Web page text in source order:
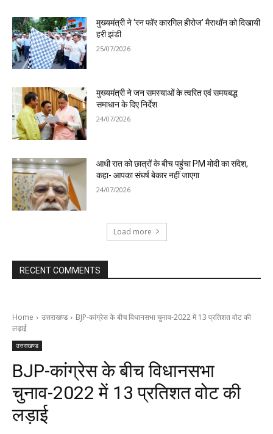
मुख्यमंत्री ने ‘रन फॉर कारगिल हीरोज’ मैराथॉन को दिखायी
हरी झंडी
25/07/2026
मुख्यमंत्री ने जन समस्याओं के त्वरित एवं समयबद्ध
समाधान के दिए निर्देश
24/07/2026
आधी रात को छात्रों के बीच पहुंचा PM मोदी का संदेश,
कहा- आपका संघर्ष बेकार नहीं जाएगा
24/07/2026
Load more
RECENT COMMENTS